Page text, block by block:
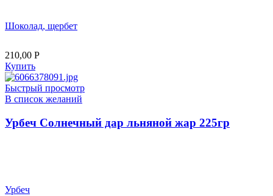
Шоколад, щербет
210,00 Р
Купить
Быстрый просмотр
В список желаний
Урбеч Солнечный дар льняной жар 225гр
Урбеч